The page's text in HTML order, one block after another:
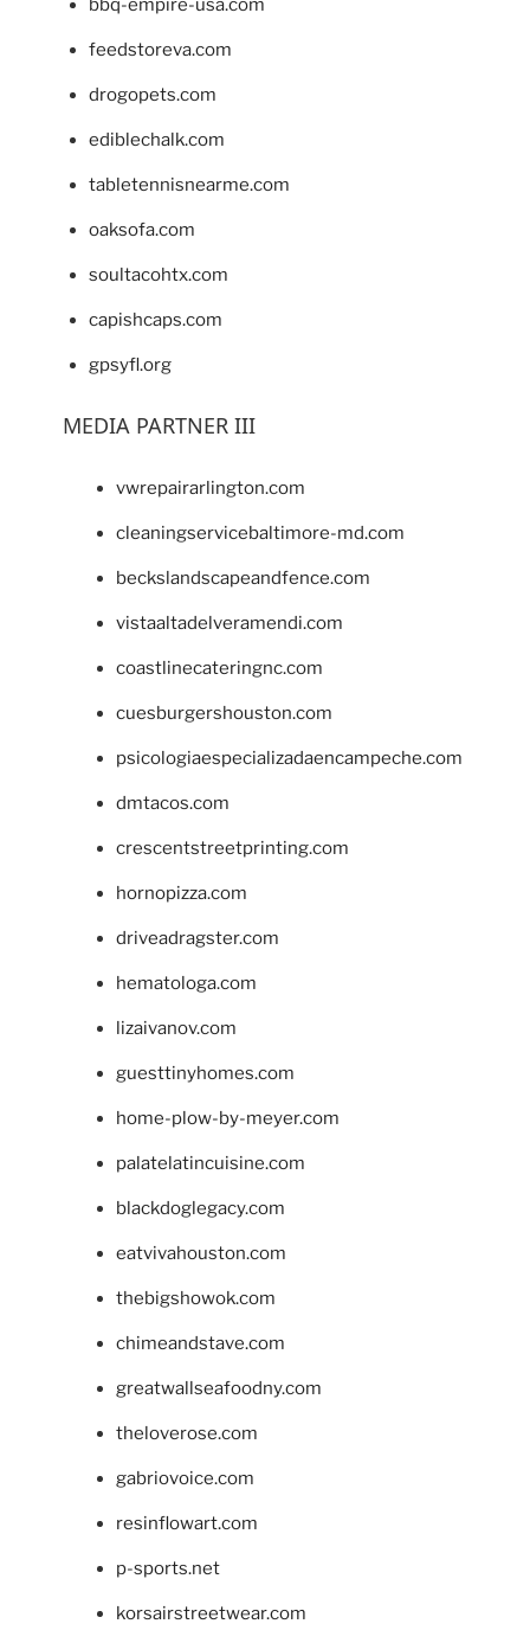
bbq-empire-usa.com
feedstoreva.com
drogopets.com
ediblechalk.com
tabletennisnearme.com
oaksofa.com
soultacohtx.com
capishcaps.com
gpsyfl.org
MEDIA PARTNER III
vwrepairarlington.com
cleaningservicebaltimore-md.com
beckslandscapeandfence.com
vistaaltadelveramendi.com
coastlinecateringnc.com
cuesburgershouston.com
psicologiaespecializadaencampeche.com
dmtacos.com
crescentstreetprinting.com
hornopizza.com
driveadragster.com
hematologa.com
lizaivanov.com
guesttinyhomes.com
home-plow-by-meyer.com
palatelatincuisine.com
blackdoglegacy.com
eatvivahouston.com
thebigshowok.com
chimeandstave.com
greatwallseafoodny.com
theloverose.com
gabriovoice.com
resinflowart.com
p-sports.net
korsairstreetwear.com